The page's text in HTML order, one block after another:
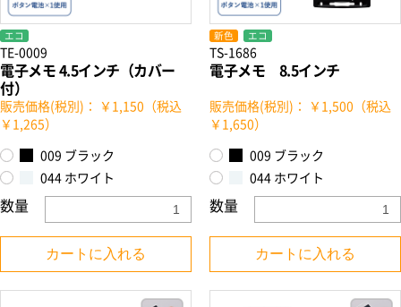
エコ
TE-0009
電子メモ 4.5インチ（カバー
付）
販売価格(税別)： ￥1,150（税込
￥1,265）
009 ブラック
044 ホワイト
数量
カートに入れる
新色 エコ
TS-1686
電子メモ 8.5インチ
販売価格(税別)： ￥1,500（税込
￥1,650）
009 ブラック
044 ホワイト
数量
カートに入れる